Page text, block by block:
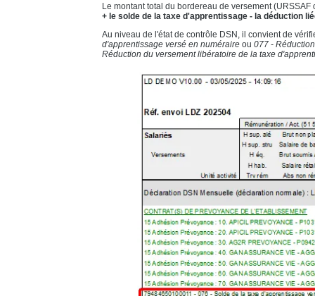
Le montant total du bordereau de versement
+ le solde de la taxe d'apprentissage - la déduction
Au niveau de l'état de contrôle DSN, il convient de
d'apprentissage versé en numéraire ou 077 -
Réduction du versement libératoire de la taxe